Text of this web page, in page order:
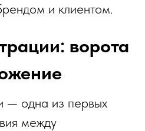
и клиентом.
ворота
— одна из первых
между